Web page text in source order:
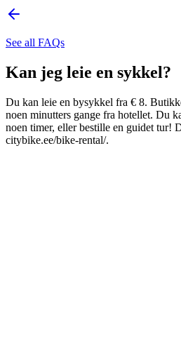
See all FAQs
Kan jeg leie en sykkel?
Du kan leie en bysykkel fra € 8.
noen minutters gange fra hotellet. Du
noen timer, eller bestille en guidet tur!
citybike.ee/bike-rental/.